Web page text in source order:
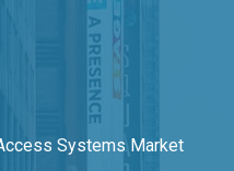
Systems Market